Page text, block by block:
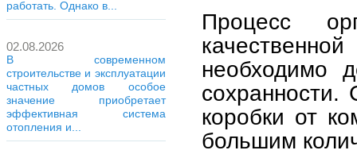
работать. Однако в...
02.08.2026
В современном
строительстве и эксплуатации
частных домов особое
значение приобретает
эффективная система
отопления и...
Процесс
необходимо
сохранности.
коробки от
большим